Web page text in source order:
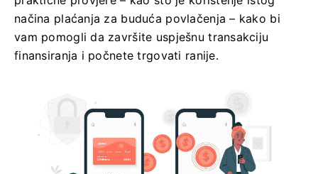
načina plaćanja za buduća povlačenja – kako bi
vam pomogli da završite uspješnu transakciju
finansiranja i počnete trgovati ranije.